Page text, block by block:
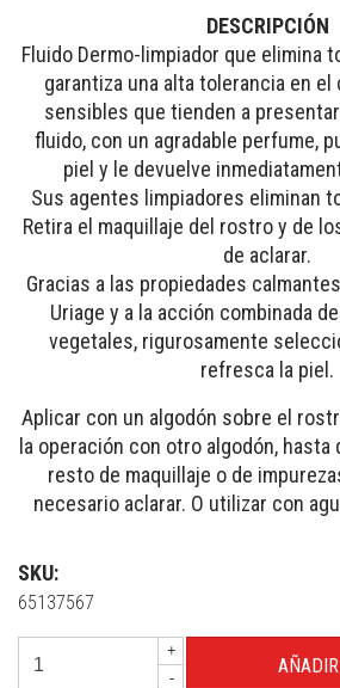
DESCRIPCIÓN
Fluido Dermo-limpiador que elimina
garantiza una alta tolerancia en
sensibles que tienden a
fluido, con un agradable perfume,
piel y le devuelve
Sus agentes limpiadores eliminan
Retira el maquillaje del rostro y de
de aclarar.
Gracias a las propiedades
Uriage y a la acción combinada
vegetales, rigurosamente
refresca la piel.
Aplicar con un algodón sobre el
la operación con otro algodón, hasta
resto de maquillaje o de
necesario aclarar. O utilizar con
SKU:
65137567
+
-